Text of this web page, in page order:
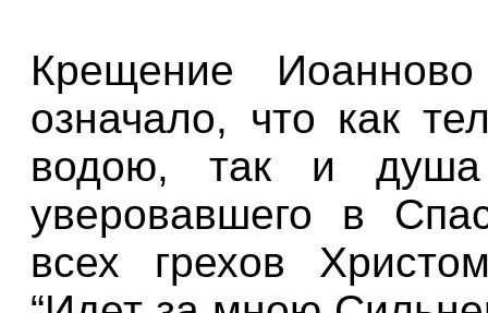
Крещение
означало, что как
водою, так и душа
уверовавшего в
всех грехов